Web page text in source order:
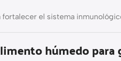
el sistema
húmedo